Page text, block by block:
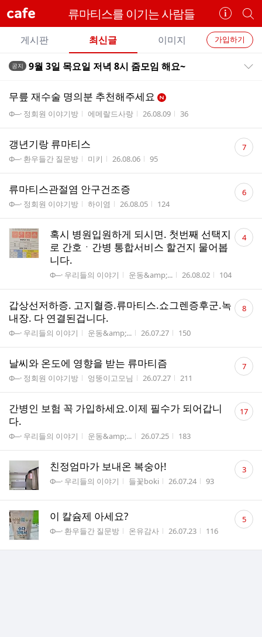
cafe 류마티스를 이기는 사람들
카
페
정
보
개
별
카
페
검
카
페
메
뉴
가입하기
게시판 최신글 이미지
전
글
트
공지 9월 3일 목요일 저녁 8시 줌모임 해요~
무릎 재수술 명의분 추천해주세요
게시판명
Φ─· 정회원 이야기방 작성자
에메랄드사랑 작성시간
26.08.09 조회수
36
갱년기랑 류마티스
게시판명
Φ─· 환우들간 질문방 작성자
미키 작성시간
26.08.06 조회수
95
댓
글 7
류마티스관절염 안구건조증
게시판명
Φ─· 정회원 이야기방 작성자
하이염 작성시간
26.08.05 조회수
124
댓
글 6
혹시 병원입원하게 되시면. 첫번째 선택지
로 간호ㆍ간병 통합서비스 할건지 물어봅
니다.
게시판명
Φ─· 우리들의 이야기 작성자
운동&amp;... 작성시간
26.08.02 조회수
104
댓
글 4
갑상선저하증. 고지혈증.류마티스.쇼그렌증후군.녹
내장. 다 연결된겁니다.
게시판명
Φ─· 우리들의 이야기 작성자
운동&amp;... 작성시간
26.07.27 조회수
150
댓
글 8
날씨와 온도에 영향을 받는 류마티즘
게시판명
Φ─· 정회원 이야기방 작성자
엉뚱이고모님 작성시간
26.07.27 조회수
211
댓
글 7
간병인 보험 꼭 가입하세요.이제 필수가 되어갑니
다.
게시판명
Φ─· 우리들의 이야기 작성자
운동&amp;... 작성시간
26.07.25 조회수
183
댓
글17
친정엄마가 보내온 복숭아!
게시판명
Φ─· 우리들의 이야기 작성자
들꽃boki 작성시간
26.07.24 조회수
93
댓
글 3
이 칼슘제 아세요?
게시판명
Φ─· 환우들간 질문방 작성자
온유감사 작성시간
26.07.23 조회수
116
댓
글 5